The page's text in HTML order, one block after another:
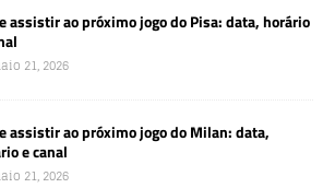
assistir ao próximo jogo do Pisa: data, horário
21, 2026
assistir ao próximo jogo do Milan: data,
e canal
21, 2026